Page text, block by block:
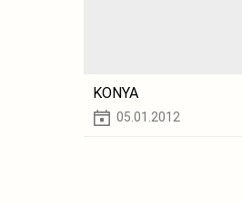
KONYA
05.01.2012